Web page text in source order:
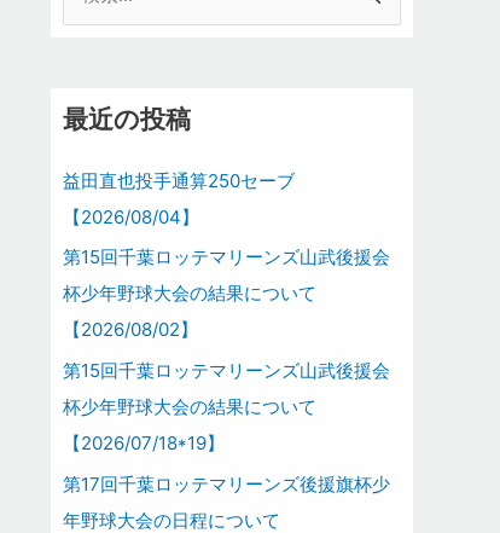
象
最近の投稿
益田直也投手通算250セーブ
【2026/08/04】
第15回千葉ロッテマリーンズ山武後援会
杯少年野球大会の結果について
【2026/08/02】
第15回千葉ロッテマリーンズ山武後援会
杯少年野球大会の結果について
【2026/07/18*19】
第17回千葉ロッテマリーンズ後援旗杯少
年野球大会の日程について